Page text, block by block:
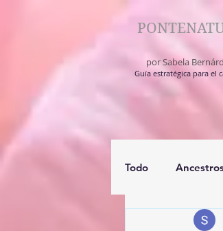
por Sabela
Guía estratégica para el
Todo
registros